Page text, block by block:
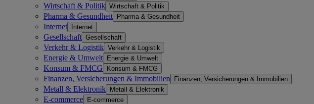
Wirtschaft & Politik Wirtschaft & Politik
Pharma & Gesundheit Pharma & Gesundheit
Internet Internet
Gesellschaft Gesellschaft
Verkehr & Logistik Verkehr & Logistik
Energie & Umwelt Energie & Umwelt
Konsum & FMCG Konsum & FMCG
Finanzen, Versicherungen & Immobilien Finanzen, Versicherungen & Immobilien
Metall & Elektronik Metall & Elektronik
E-commerce E-commerce